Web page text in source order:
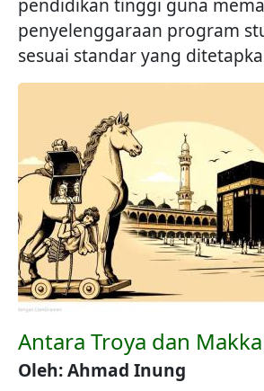
penyelenggaraan program
sesuai standar yang
Antara Troya dan
Oleh: Ahmad Inung